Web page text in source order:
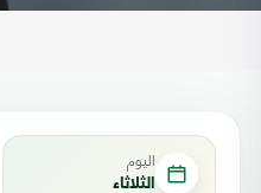
اليوم
الثلاثاء